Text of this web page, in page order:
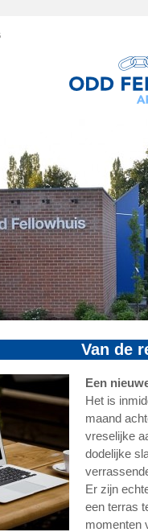
Van de
Een
Het is
maand
vreselijke
dodelijke
Er zijn
een terras
momenten